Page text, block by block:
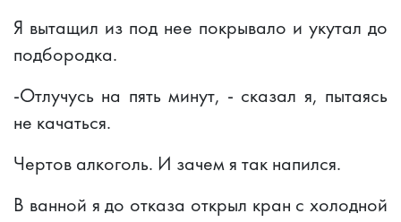
Я вытащил из под нее покрывало и укутал до
подбородка.
-Отлучусь на пять минут, - сказал я, пытаясь
не качаться.
Чертов алкоголь. И зачем я так напился.
В ванной я до отказа открыл кран с холодной